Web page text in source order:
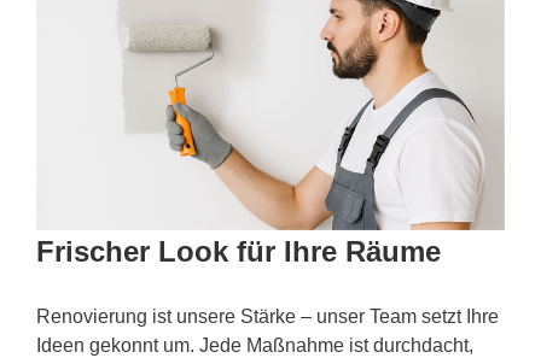
Frischer Look für Ihre Räume
Renovierung ist unsere Stärke – unser Team setzt Ihre
Ideen gekonnt um. Jede Maßnahme ist durchdacht,